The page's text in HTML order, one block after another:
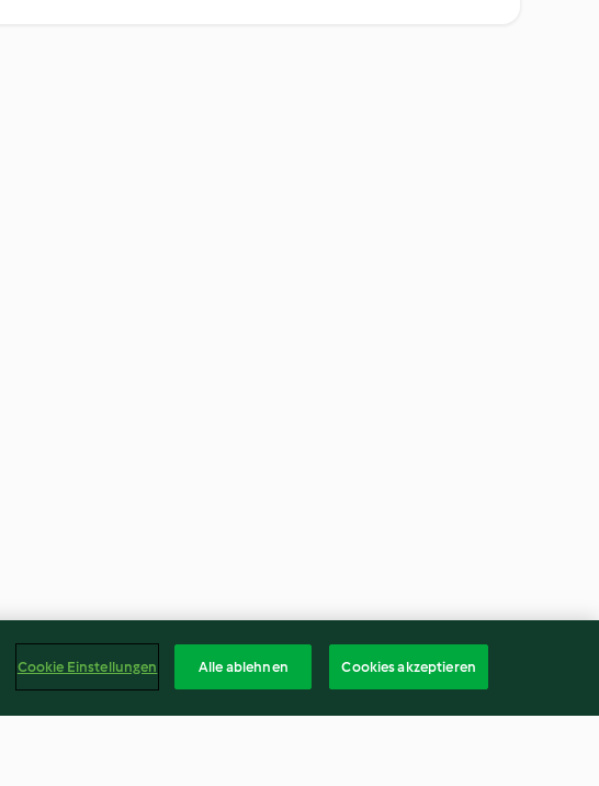
Cookie Einstellungen Alle ablehnen Cookies akzeptieren